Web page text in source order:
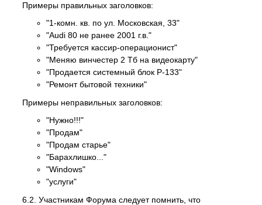
Примеры правильных заголовков:
"1-комн. кв. по ул. Московская, 33"
"Audi 80 не ранее 2001 г.в."
"Требуется кассир-операционист"
"Меняю винчестер 2 Тб на видеокарту"
"Продается системный блок P-133"
"Ремонт бытовой техники"
Примеры неправильных заголовков:
"Нужно!!!"
"Продам"
"Продам старье"
"Барахлишко..."
"Windows"
"услуги"
6.2. Участникам Форума следует помнить, что